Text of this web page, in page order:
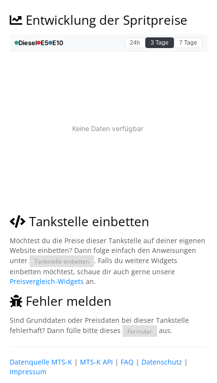
Entwicklung der Spritpreise
Tankstelle einbetten
Möchtest du die Preise dieser Tankstelle auf deiner eigenen
Website einbetten? Dann folge einfach den Anweisungen
unter
Tankstelle einbetten
. Falls du weitere Widgets
einbetten möchtest, schaue dir auch gerne unsere
Preisvergleich-Widgets an.
Fehler melden
Sind Grunddaten oder Preisdaten bei dieser Tankstelle
fehlerhaft? Dann fülle bitte dieses
Formular aus.
Datenquelle MTS-K | MTS-K API | FAQ | Datenschutz |
Impressum